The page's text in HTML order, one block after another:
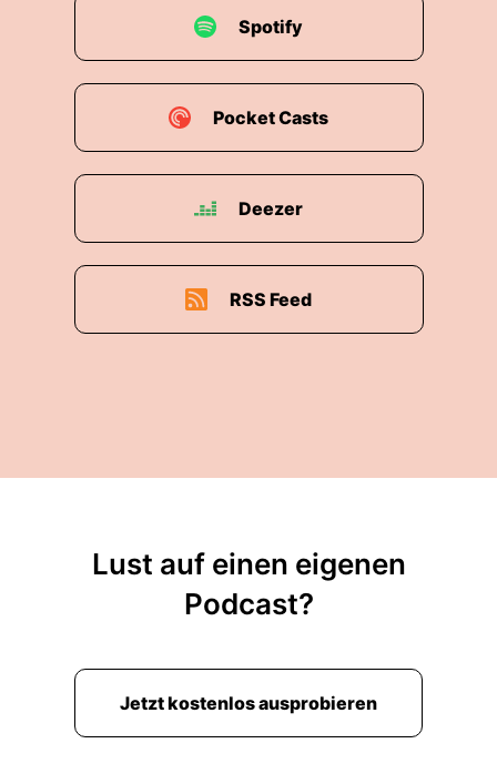
Spotify
Pocket Casts
Deezer
RSS Feed
Lust auf einen eigenen
Podcast?
Jetzt kostenlos ausprobieren